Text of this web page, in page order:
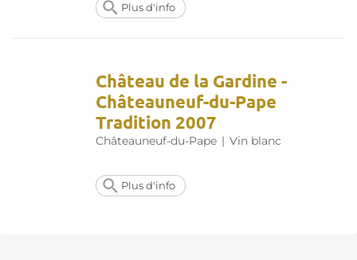
Plus d'info
Château de la Gardine -
Châteauneuf-du-Pape
Tradition 2007
Châteauneuf-du-Pape | Vin blanc
Plus d'info